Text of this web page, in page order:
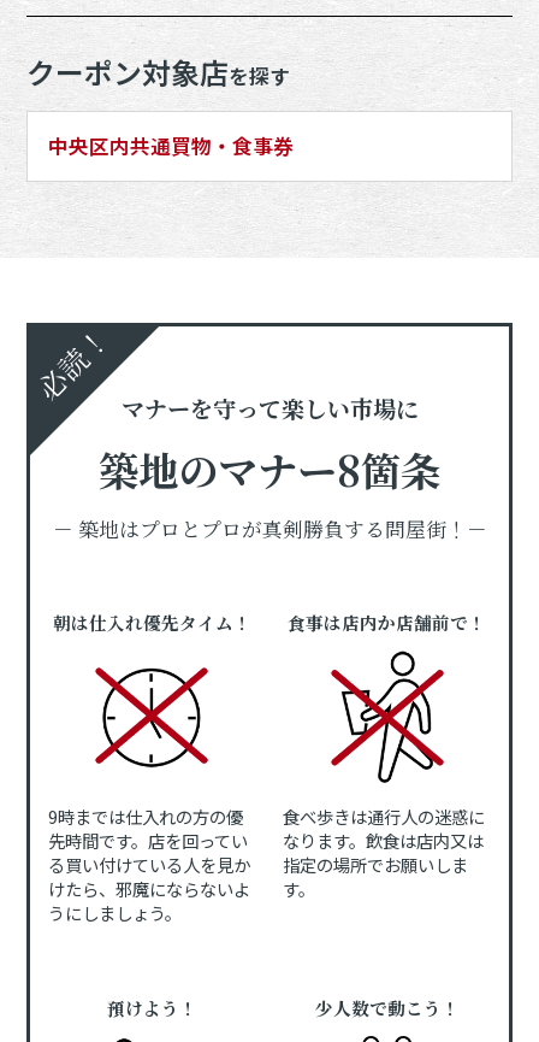
クーポン対象店を探す
中央区内共通買物・食事券
必読！
マナーを守って楽しい市場に
築地のマナー8箇条
－ 築地はプロとプロが真剣勝負する問屋街！－
朝は仕入れ優先タイム！
9時までは仕入れの方の優
先時間です。店を回ってい
る買い付けている人を見か
けたら、邪魔にならないよ
うにしましょう。
食事は店内か店舗前で！
食べ歩きは通行人の迷惑に
なります。飲食は店内又は
指定の場所でお願いしま
す。
預けよう！ 少人数で動こう！